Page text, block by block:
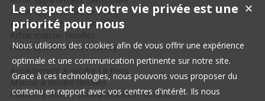
Achat appartement Le Pecq
Achat appartement Houilles
Achat maison Houilles
Achat appartement Andrésy
Appartement à vendre Le Pecq
Maison à vendre Houilles
Maison à vendre Conflans-Sainte-Honorine
✕
Le respect de votre vie privée est une
priorité pour nous
Nous utilisons des cookies afin de vous offrir une expérience
optimale et une communication pertinente sur notre site.
Grace à ces technologies, nous pouvons vous proposer du
contenu en rapport avec vos centres d'intérêt. Ils nous